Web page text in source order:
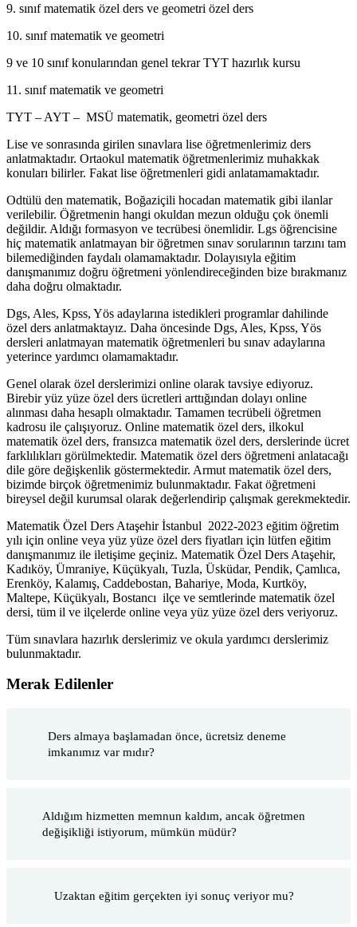
9. sınıf matematik özel ders ve geometri özel ders
10. sınıf matematik ve geometri
9 ve 10 sınıf konularından genel tekrar TYT hazırlık kursu
11. sınıf matematik ve geometri
TYT – AYT – MSÜ matematik, geometri özel ders
Lise ve sonrasında girilen sınavlara lise öğretmenlerimiz ders
anlatmaktadır. Ortaokul matematik öğretmenlerimiz muhakkak
konuları bilirler. Fakat lise öğretmenleri gidi anlatamamaktadır.
Odtülü den matematik, Boğaziçili hocadan matematik gibi ilanlar
verilebilir. Öğretmenin hangi okuldan mezun olduğu çok önemli
değildir. Aldığı formasyon ve tecrübesi önemlidir. Lgs öğrencisine
hiç matematik anlatmayan bir öğretmen sınav sorularının tarzını tam
bilemediğinden faydalı olamamaktadır. Dolayısıyla eğitim
danışmanımız doğru öğretmeni yönlendireceğinden bize bırakmanız
daha doğru olmaktadır.
Dgs, Ales, Kpss, Yös adaylarına istedikleri programlar dahilinde
özel ders anlatmaktayız. Daha öncesinde Dgs, Ales, Kpss, Yös
dersleri anlatmayan matematik öğretmenleri bu sınav adaylarına
yeterince yardımcı olamamaktadır.
Genel olarak özel derslerimizi online olarak tavsiye ediyoruz.
Birebir yüz yüze özel ders ücretleri arttığından dolayı online
alınması daha hesaplı olmaktadır. Tamamen tecrübeli öğretmen
kadrosu ile çalışıyoruz. Online matematik özel ders, ilkokul
matematik özel ders, fransızca matematik özel ders, derslerinde ücret
farklılıkları görülmektedir. Matematik özel ders öğretmeni anlatacağı
dile göre değişkenlik göstermektedir. Armut matematik özel ders,
bizimde birçok öğretmenimiz bulunmaktadır. Fakat öğretmeni
bireysel değil kurumsal olarak değerlendirip çalışmak gerekmektedir.
Matematik Özel Ders Ataşehir İstanbul 2022-2023 eğitim öğretim
yılı için online veya yüz yüze özel ders fiyatları için lütfen eğitim
danışmanımız ile iletişime geçiniz. Matematik Özel Ders Ataşehir,
Kadıköy, Ümraniye, Küçükyalı, Tuzla, Üsküdar, Pendik, Çamlıca,
Erenköy, Kalamış, Caddebostan, Bahariye, Moda, Kurtköy,
Maltepe, Küçükyalı, Bostancı ilçe ve semtlerinde matematik özel
dersi, tüm il ve ilçelerde online veya yüz yüze özel ders veriyoruz.
Tüm sınavlara hazırlık derslerimiz ve okula yardımcı derslerimiz
bulunmaktadır.
Merak Edilenler
Ders almaya başlamadan önce, ücretsiz deneme
imkanımız var mıdır?
Aldığım hizmetten memnun kaldım, ancak öğretmen
değişikliği istiyorum, mümkün müdür?
Uzaktan eğitim gerçekten iyi sonuç veriyor mu?